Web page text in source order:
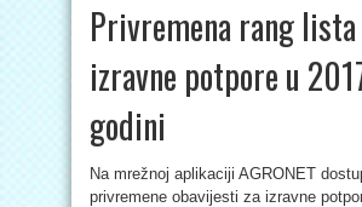
Privremena rang lista
izravne potpore u
godini
Na mrežnoj aplikaciji AGRONET
privremene obavijesti za izravne